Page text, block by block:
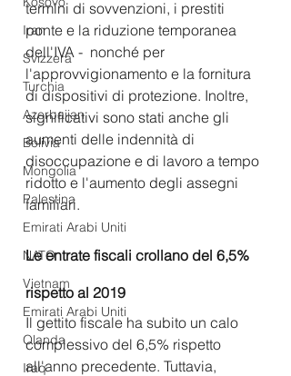
Iran
Svizzera
Turchia
Azerbaijan
Bolivia
Mongolia
Palestina
Emirati Arabi Uniti
NATO
Vietnam
Emirati Arabi Uniti
Olanda
Iraq
termini di sovvenzioni, i prestiti
ponte e la riduzione temporanea
dell'IVA -  nonché per
l'approvvigionamento e la fornitura
di dispositivi di protezione. Inoltre,
significativi sono stati anche gli
aumenti delle indennità di
disoccupazione e di lavoro a tempo
ridotto e l'aumento degli assegni
familiari.
Le entrate fiscali crollano del 6,5%
rispetto al 2019
Il gettito fiscale ha subito un calo
complessivo del 6,5% rispetto
all'anno precedente. Tuttavia,